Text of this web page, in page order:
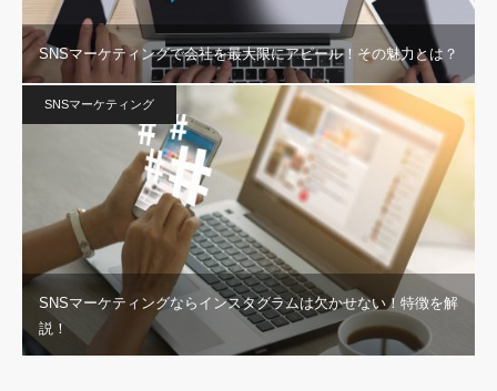
SNSマーケティングで会社を最大限にアピール！その魅力とは？
SNSマーケティング
SNSマーケティングならインスタグラムは欠かせない！特徴を解
説！